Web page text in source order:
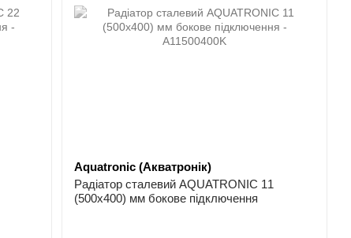
Aquatronic (Акватронік)
Радіатор сталевий AQUATRONIC 11
(500x400) мм бокове підключення